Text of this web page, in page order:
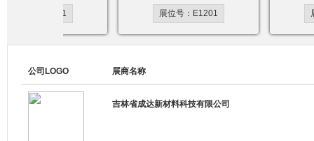
气及发电、金融服务
展位号：E1201
公司LOGO 展商名称
吉林省成达新材料科技有限公司